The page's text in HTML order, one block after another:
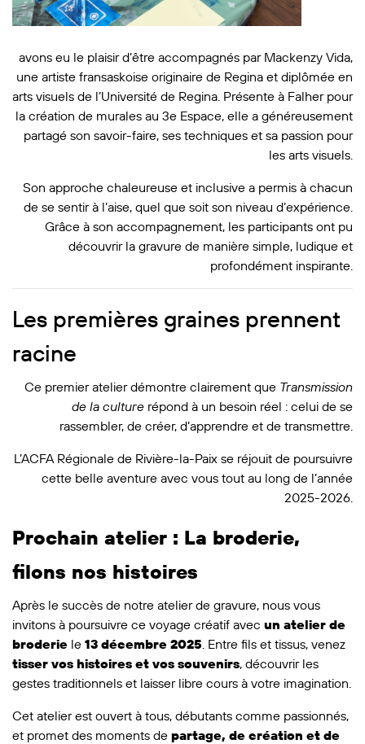
avons eu le plaisir d’être accompagnés par Mackenzy Vida,
une artiste fransaskoise originaire de Regina et diplômée en
arts visuels de l’Université de Regina. Présente à Falher pour
la création de murales au 3e Espace, elle a généreusement
partagé son savoir-faire, ses techniques et sa passion pour
les arts visuels.
Son approche chaleureuse et inclusive a permis à chacun
de se sentir à l’aise, quel que soit son niveau d’expérience.
Grâce à son accompagnement, les participants ont pu
découvrir la gravure de manière simple, ludique et
profondément inspirante.
Les premières graines prennent
racine
Ce premier atelier démontre clairement que Transmission
de la culture répond à un besoin réel : celui de se
rassembler, de créer, d’apprendre et de transmettre.
L’ACFA Régionale de Rivière-la-Paix se réjouit de poursuivre
cette belle aventure avec vous tout au long de l’année
2025-2026.
Prochain atelier : La broderie,
filons nos histoires
Après le succès de notre atelier de gravure, nous vous
invitons à poursuivre ce voyage créatif avec un atelier de
broderie le 13 décembre 2025 . Entre fils et tissus, venez
tisser vos histoires et vos souvenirs, découvrir les
gestes traditionnels et laisser libre cours à votre imagination.
Cet atelier est ouvert à tous, débutants comme passionnés,
et promet des moments de partage, de création et de